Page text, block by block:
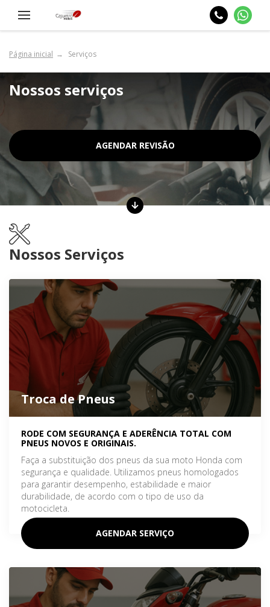
Página inicial Serviços
Nossos serviços
AGENDAR REVISÃO
Nossos Serviços
Troca de Pneus
RODE COM SEGURANÇA E ADERÊNCIA TOTAL COM
PNEUS NOVOS E ORIGINAIS.
Faça a substituição dos pneus da sua moto Honda com
segurança e qualidade. Utilizamos pneus homologados
para garantir desempenho, estabilidade e maior
durabilidade, de acordo com o tipo de uso da
motocicleta.
AGENDAR SERVIÇO